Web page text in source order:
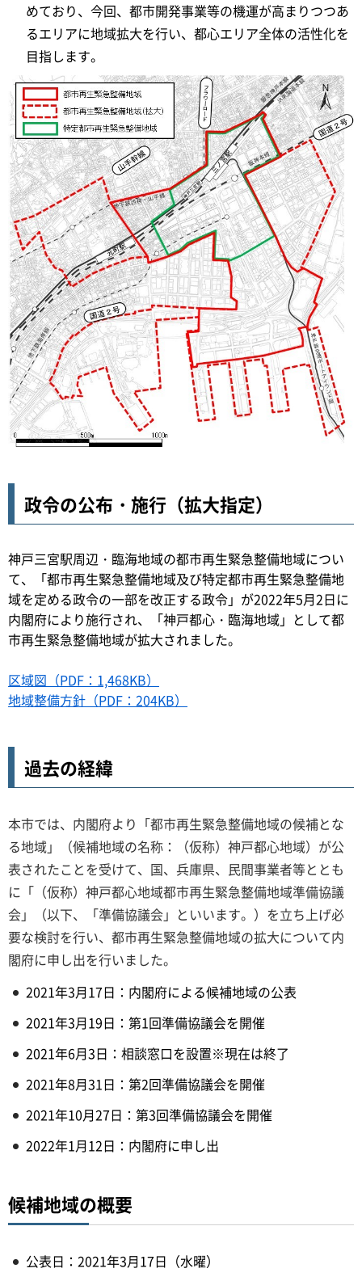
めており、今回、都市開発事業等の機運が高まりつつあ
るエリアに地域拡大を行い、都心エリア全体の活性化を
目指します。
政令の公布・施行（拡大指定）
神戸三宮駅周辺・臨海地域の都市再生緊急整備地域につい
て、「都市再生緊急整備地域及び特定都市再生緊急整備地
域を定める政令の一部を改正する政令」が2022年5月2日に
内閣府により施行され、「神戸都心・臨海地域」として都
市再生緊急整備地域が拡大されました。
区域図（PDF：1,468KB）
地域整備方針（PDF：204KB）
過去の経緯
本市では、内閣府より「都市再生緊急整備地域の候補とな
る地域」（候補地域の名称：（仮称）神戸都心地域）が公
表されたことを受けて、国、兵庫県、民間事業者等ととも
に「（仮称）神戸都心地域都市再生緊急整備地域準備協議
会」（以下、「準備協議会」といいます。）を立ち上げ必
要な検討を行い、都市再生緊急整備地域の拡大について内
閣府に申し出を行いました。
2021年3月17日：内閣府による候補地域の公表
2021年3月19日：第1回準備協議会を開催
2021年6月3日：相談窓口を設置※現在は終了
2021年8月31日：第2回準備協議会を開催
2021年10月27日：第3回準備協議会を開催
2022年1月12日：内閣府に申し出
候補地域の概要
公表日：2021年3月17日（水曜）